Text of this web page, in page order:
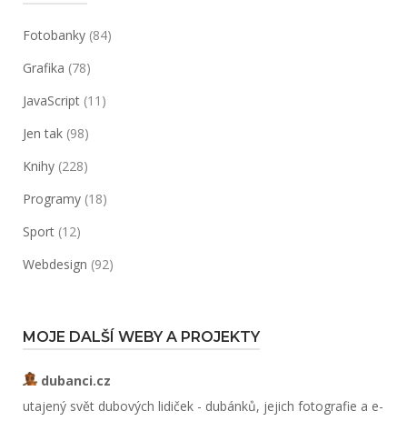
Fotobanky (84)
Grafika (78)
JavaScript (11)
Jen tak (98)
Knihy (228)
Programy (18)
Sport (12)
Webdesign (92)
MOJE DALŠÍ WEBY A PROJEKTY
dubanci.cz
utajený svět dubových lidiček - dubánků, jejich fotografie a e-